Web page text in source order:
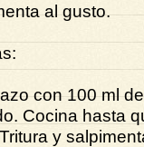
al gusto.
con 100 ml
Cocina hasta
y